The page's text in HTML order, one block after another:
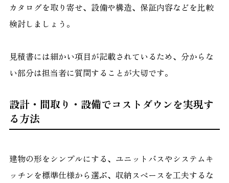
カタログを取り寄せ、設備や構造、保証内容などを比較
検討しましょう。
見積書には細かい項目が記載されているため、分からな
い部分は担当者に質問することが大切です。
設計・間取り・設備でコストダウンを実現す
る方法
建物の形をシンプルにする、ユニットバスやシステムキ
ッチンを標準仕様から選ぶ、収納スペースを工夫するな